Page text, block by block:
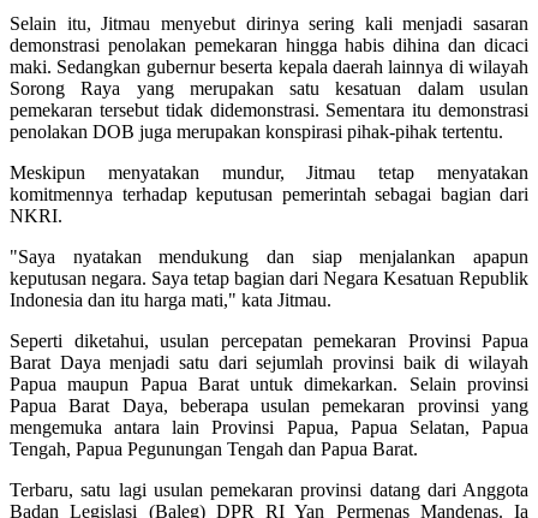
Selain itu, Jitmau menyebut dirinya sering kali menjadi sasaran
demonstrasi penolakan pemekaran hingga habis dihina dan dicaci
maki. Sedangkan gubernur beserta kepala daerah lainnya di wilayah
Sorong Raya yang merupakan satu kesatuan dalam usulan
pemekaran tersebut tidak didemonstrasi. Sementara itu demonstrasi
penolakan DOB juga merupakan konspirasi pihak-pihak tertentu.
Meskipun menyatakan mundur, Jitmau tetap menyatakan
komitmennya terhadap keputusan pemerintah sebagai bagian dari
NKRI.
"Saya nyatakan mendukung dan siap menjalankan apapun
keputusan negara. Saya tetap bagian dari Negara Kesatuan Republik
Indonesia dan itu harga mati," kata Jitmau.
Seperti diketahui, usulan percepatan pemekaran Provinsi Papua
Barat Daya menjadi satu dari sejumlah provinsi baik di wilayah
Papua maupun Papua Barat untuk dimekarkan. Selain provinsi
Papua Barat Daya, beberapa usulan pemekaran provinsi yang
mengemuka antara lain Provinsi Papua, Papua Selatan, Papua
Tengah, Papua Pegunungan Tengah dan Papua Barat.
Terbaru, satu lagi usulan pemekaran provinsi datang dari Anggota
Badan Legislasi (Baleg) DPR RI Yan Permenas Mandenas. Ia